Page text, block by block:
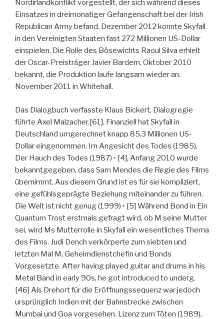
Nordirlandkonflikt vorgestellt, der sich während dieses
Einsatzes in dreimonatiger Gefangenschaft bei der Irish
Republican Army befand. Dezember 2012 konnte Skyfall
in den Vereinigten Staaten fast 272 Millionen US-Dollar
einspielen. Die Rolle des Bösewichts Raoul Silva erhielt
der Oscar-Preisträger Javier Bardem. Oktober 2010
bekannt, die Produktion laufe langsam wieder an.
November 2011 in Whitehall.
Das Dialogbuch verfasste Klaus Bickert, Dialogregie
führte Axel Malzacher.[61]. Finanziell hat Skyfall in
Deutschland umgerechnet knapp 85,3 Millionen US-
Dollar eingenommen. Im Angesicht des Todes (1985),
Der Hauch des Todes (1987) • [4], Anfang 2010 wurde
bekanntgegeben, dass Sam Mendes die Regie des Films
übernimmt. Aus diesem Grund ist es für sie kompliziert,
eine gefühlsgeprägte Beziehung miteinander zu führen.
Die Welt ist nicht genug (1999) • [5] Während Bond in Ein
Quantum Trost erstmals gefragt wird, ob M seine Mutter
sei, wird Ms Mutterrolle in Skyfall ein wesentliches Thema
des Films. Judi Dench verkörperte zum siebten und
letzten Mal M, Geheimdienstchefin und Bonds
Vorgesetzte. After having played guitar and drums in his
Metal Band in early 90s, he got introduced to underg.
[46] Als Drehort für die Eröffnungssequenz war jedoch
ursprünglich Indien mit der Bahnstrecke zwischen
Mumbai und Goa vorgesehen. Lizenz zum Töten (1989),